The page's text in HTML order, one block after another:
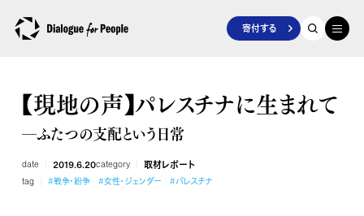
寄付する
【現地の声】パレスチナに生まれて
―ふたつの支配という日常
date 2019.6.20category 取材レポート
tag #戦争・紛争 #女性・ジェンダー #パレスチナ